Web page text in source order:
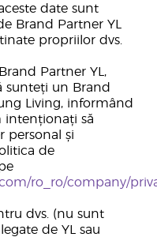
date sunt
Brand Partner YL
propriilor dvs.
Partner YL,
sunteți un Brand
Living, informând
intenționați să
personal și
de
ro_ro/company/
dvs. (nu sunt
de YL sau